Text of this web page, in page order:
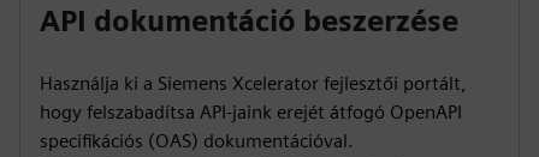
API dokumentáció beszerzése
Használja ki a Siemens Xcelerator fejlesztői portált,
hogy felszabadítsa API-jaink erejét átfogó OpenAPI
specifikációs (OAS) dokumentációval.